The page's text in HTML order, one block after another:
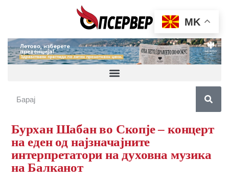
Бурхан Шабан во Скопје – концерт
на еден од најзначајните
интерпретатори на духовна музика
на Балканот
MK